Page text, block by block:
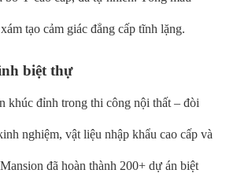
tạo cảm giác đẳng cấp tĩnh lặng.
biệt thự
khúc đỉnh trong thi công nội thất – đòi
nghiệm, vật liệu nhập khẩu cao cấp và
đã hoàn thành 200+ dự án biệt